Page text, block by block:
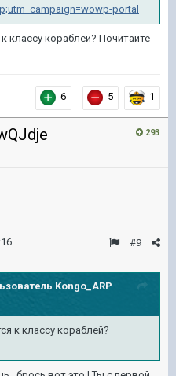
portal
классу кораблей? Почитайте
6 5 1
293
#9
Kongo_ARP
к классу кораблей?